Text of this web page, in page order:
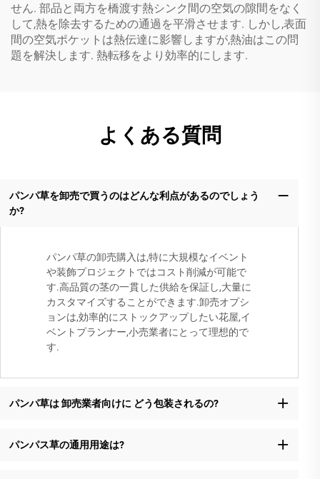
せん. 部品と両方を橋渡す熱シンク間の空気の隙間をなく
して,熱を除去するための通過を平滑させます. しかし,表面
間の空気ポケットは熱伝達に影響しますが,熱油はこの問
題を解決します. 熱転移をより効率的にします.
よくある質問
パンパ草を卸売で買うのはどんな利点があるのでしょう
か?
パンパ草の卸売購入は,特に大規模なイベント
や装飾プロジェクトではコスト削減が可能で
す.高品質の茎の一貫した供給を保証し,大量に
カスタマイズすることができます.卸売オプシ
ョンは,効率的にストックアップしたい花屋,イ
ベントプランナー,小売業者にとって理想的で
す.
パンパ草は 卸売業者向けに どう包装されるの?
パンパス草の通用用途は?